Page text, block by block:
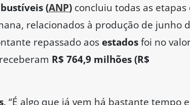
(ANP) concluiu todas as etapas
relacionados à produção de junho
repassado aos estadosfoi no
receberam R$ 764,9 milhões (R$
. “É algo que já vem há bastante tempo e